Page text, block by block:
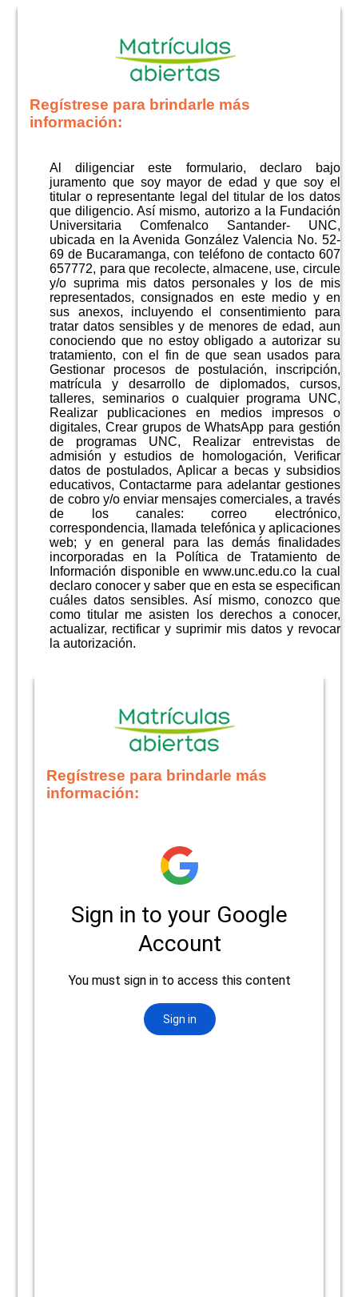
Regístrese para brindarle más
información:
Al diligenciar este formulario, declaro bajo
juramento que soy mayor de edad y que soy el
titular o representante legal del titular de los datos
que diligencio. Así mismo, autorizo a la Fundación
Universitaria Comfenalco Santander- UNC,
ubicada en la Avenida González Valencia No. 52-
69 de Bucaramanga, con teléfono de contacto 607
657772, para que recolecte, almacene, use, circule
y/o suprima mis datos personales y los de mis
representados, consignados en este medio y en
sus anexos, incluyendo el consentimiento para
tratar datos sensibles y de menores de edad, aun
conociendo que no estoy obligado a autorizar su
tratamiento, con el fin de que sean usados para
Gestionar procesos de postulación, inscripción,
matrícula y desarrollo de diplomados, cursos,
talleres, seminarios o cualquier programa UNC,
Realizar publicaciones en medios impresos o
digitales, Crear grupos de WhatsApp para gestión
de programas UNC, Realizar entrevistas de
admisión y estudios de homologación, Verificar
datos de postulados, Aplicar a becas y subsidios
educativos, Contactarme para adelantar gestiones
de cobro y/o enviar mensajes comerciales, a través
de los canales: correo electrónico,
correspondencia, llamada telefónica y aplicaciones
web; y en general para las demás finalidades
incorporadas en la Política de Tratamiento de
Información disponible en www.unc.edu.co la cual
declaro conocer y saber que en esta se especifican
cuáles datos sensibles. Así mismo, conozco que
como titular me asisten los derechos a conocer,
actualizar, rectificar y suprimir mis datos y revocar
la autorización.
Regístrese para brindarle más
información: